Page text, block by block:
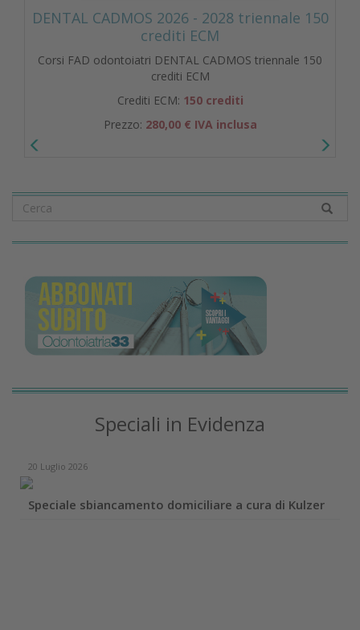
DENTAL CADMOS 2026 - 2028 triennale 150
crediti ECM
Corsi FAD odontoiatri DENTAL CADMOS triennale 150
crediti ECM
Crediti ECM: 150 crediti
Prezzo: 280,00 € IVA inclusa
Speciali in Evidenza
20 Luglio 2026
Speciale sbiancamento domiciliare a cura di Kulzer